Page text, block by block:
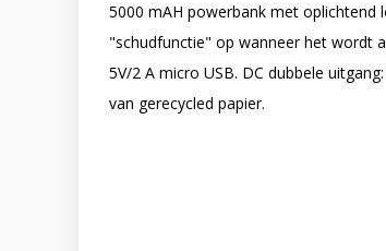
5000 mAH powerbank met oplichtend
"schudfunctie" op wanneer het wordt
5V/2 A micro USB. DC dubbele
van gerecycled papier.